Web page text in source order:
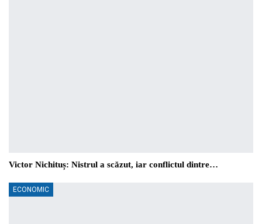
Victor Nichituș: Nistrul a scăzut, iar conflictul dintre…
ECONOMIC